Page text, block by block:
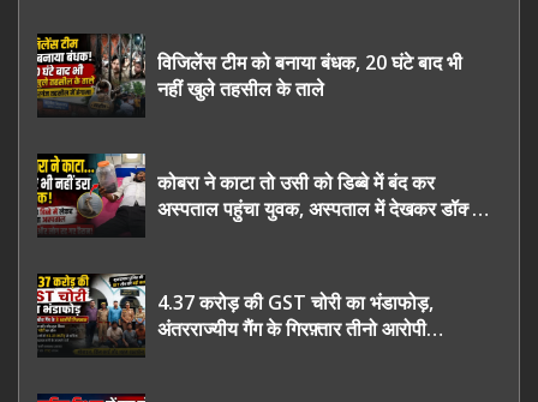
विजिलेंस टीम को बनाया बंधक, 20 घंटे बाद भी
नहीं खुले तहसील के ताले
कोबरा ने काटा तो उसी को डिब्बे में बंद कर
अस्पताल पहुंचा युवक, अस्पताल में देखकर डॉक्टर
4.37 करोड़ की GST चोरी का भंडाफोड़,
अंतरराज्यीय गैंग के गिरफ़्तार तीनो आरोपी